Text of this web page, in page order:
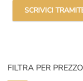
SCRIVICI
FILTRA PER PREZZO